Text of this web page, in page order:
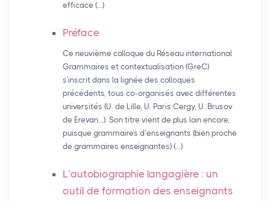
efficace (…)
Préface
Ce neuvième colloque du Réseau international
Grammaires et contextualisation (GreC)
s’inscrit dans la lignée des colloques
précédents, tous co-organisés avec différentes
universités (U. de Lille, U. Paris Cergy, U. Brusov
de Erevan…). Son titre vient de plus loin encore,
puisque grammaires d’enseignants (bien proche
de grammaires enseignantes) (…)
L’autobiographie langagière : un
outil de formation des enseignants